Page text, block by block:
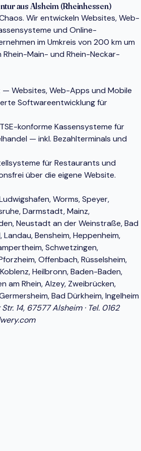
aus Alsheim (Rheinhessen)
Wir entwickeln Websites, Web-
und Online-
im Umkreis von 200 km um
Main- und Rhein-Neckar-
— Websites, Web-Apps und Mobile
Softwareentwicklung für
konforme Kassensysteme für
— inkl. Bezahlterminals und
für Restaurants und
über die eigene Website.
Worms, Speyer,
Darmstadt, Mainz,
Neustadt an der Weinstraße, Bad
Bensheim, Heppenheim,
Schwetzingen,
Offenbach, Rüsselsheim,
Heilbronn, Baden-Baden,
am Rhein, Alzey, Zweibrücken,
Bad Dürkheim, Ingelheim
14, 67577 Alsheim · Tel. 0162